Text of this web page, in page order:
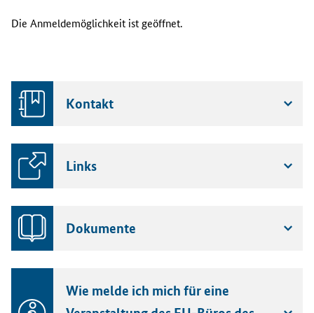
n
f
d
a
n
l
e
-
Die Anmeldemöglichkeit ist geöffnet.
Kontakt
Links
Dokumente
Wie melde ich mich für eine